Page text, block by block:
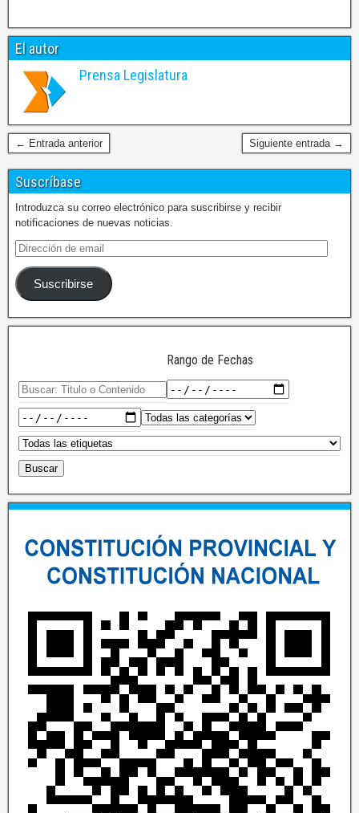
El autor
Prensa Legislatura
← Entrada anterior Siguiente entrada →
Suscríbase
Introduzca su correo electrónico para suscribirse y recibir
notificaciones de nuevas noticias.
Suscribirse
Rango de Fechas